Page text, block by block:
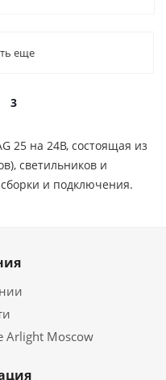
еще
3
25 на 24В, состоящая из
светильников и
и подключения.
Arlight Moscow